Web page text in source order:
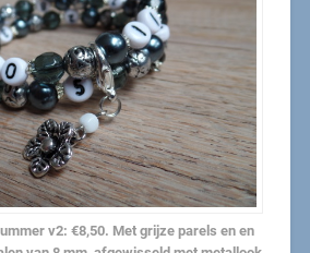
v2: €8,50. Met grijze parels en en